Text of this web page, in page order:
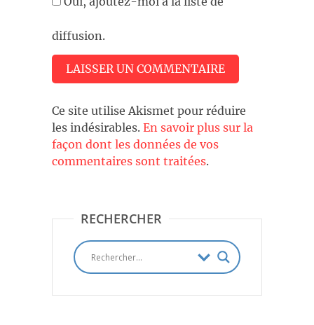
diffusion.
Ce site utilise Akismet pour réduire
les indésirables. En savoir plus sur la
façon dont les données de vos
commentaires sont traitées.
RECHERCHER